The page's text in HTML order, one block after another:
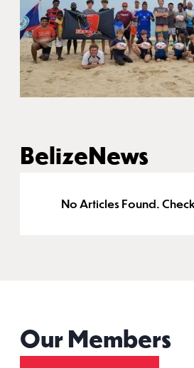
Belize News
No Articles Found.
Our Members